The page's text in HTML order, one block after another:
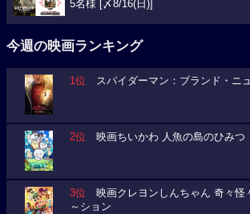
5名様 [〆8/16(日)]
今週の映画ランキング
1位 スパイダーマン：ブランド・ニ
2位 映画ちいかわ 人魚の島のひみつ
3位 映画クレヨンしんちゃん 奇々怪
～ション